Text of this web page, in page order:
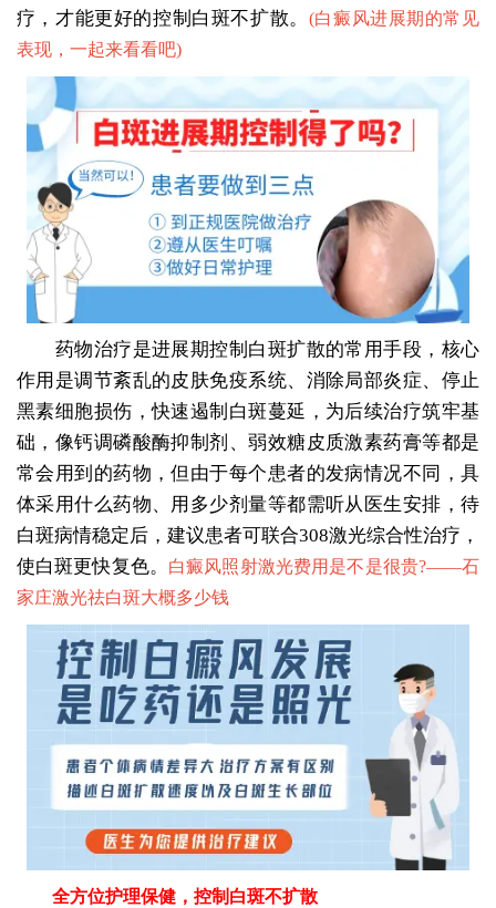
疗，才能更好的控制白斑不扩散。 (白癜风进展期的常见
表现，一起来看看吧)
药物治疗是进展期控制白斑扩散的常用手段，核心
作用是调节紊乱的皮肤免疫系统、消除局部炎症、停止
黑素细胞损伤，快速遏制白斑蔓延，为后续治疗筑牢基
础，像钙调磷酸酶抑制剂、弱效糖皮质激素药膏等都是
常会用到的药物，但由于每个患者的发病情况不同，具
体采用什么药物、用多少剂量等都需听从医生安排，待
白斑病情稳定后，建议患者可联合308激光综合性治疗，
使白斑更快复色。
白癜风照射激光费用是不是很贵?——石
家庄激光祛白斑大概多少钱
全方位护理保健，控制白斑不扩散